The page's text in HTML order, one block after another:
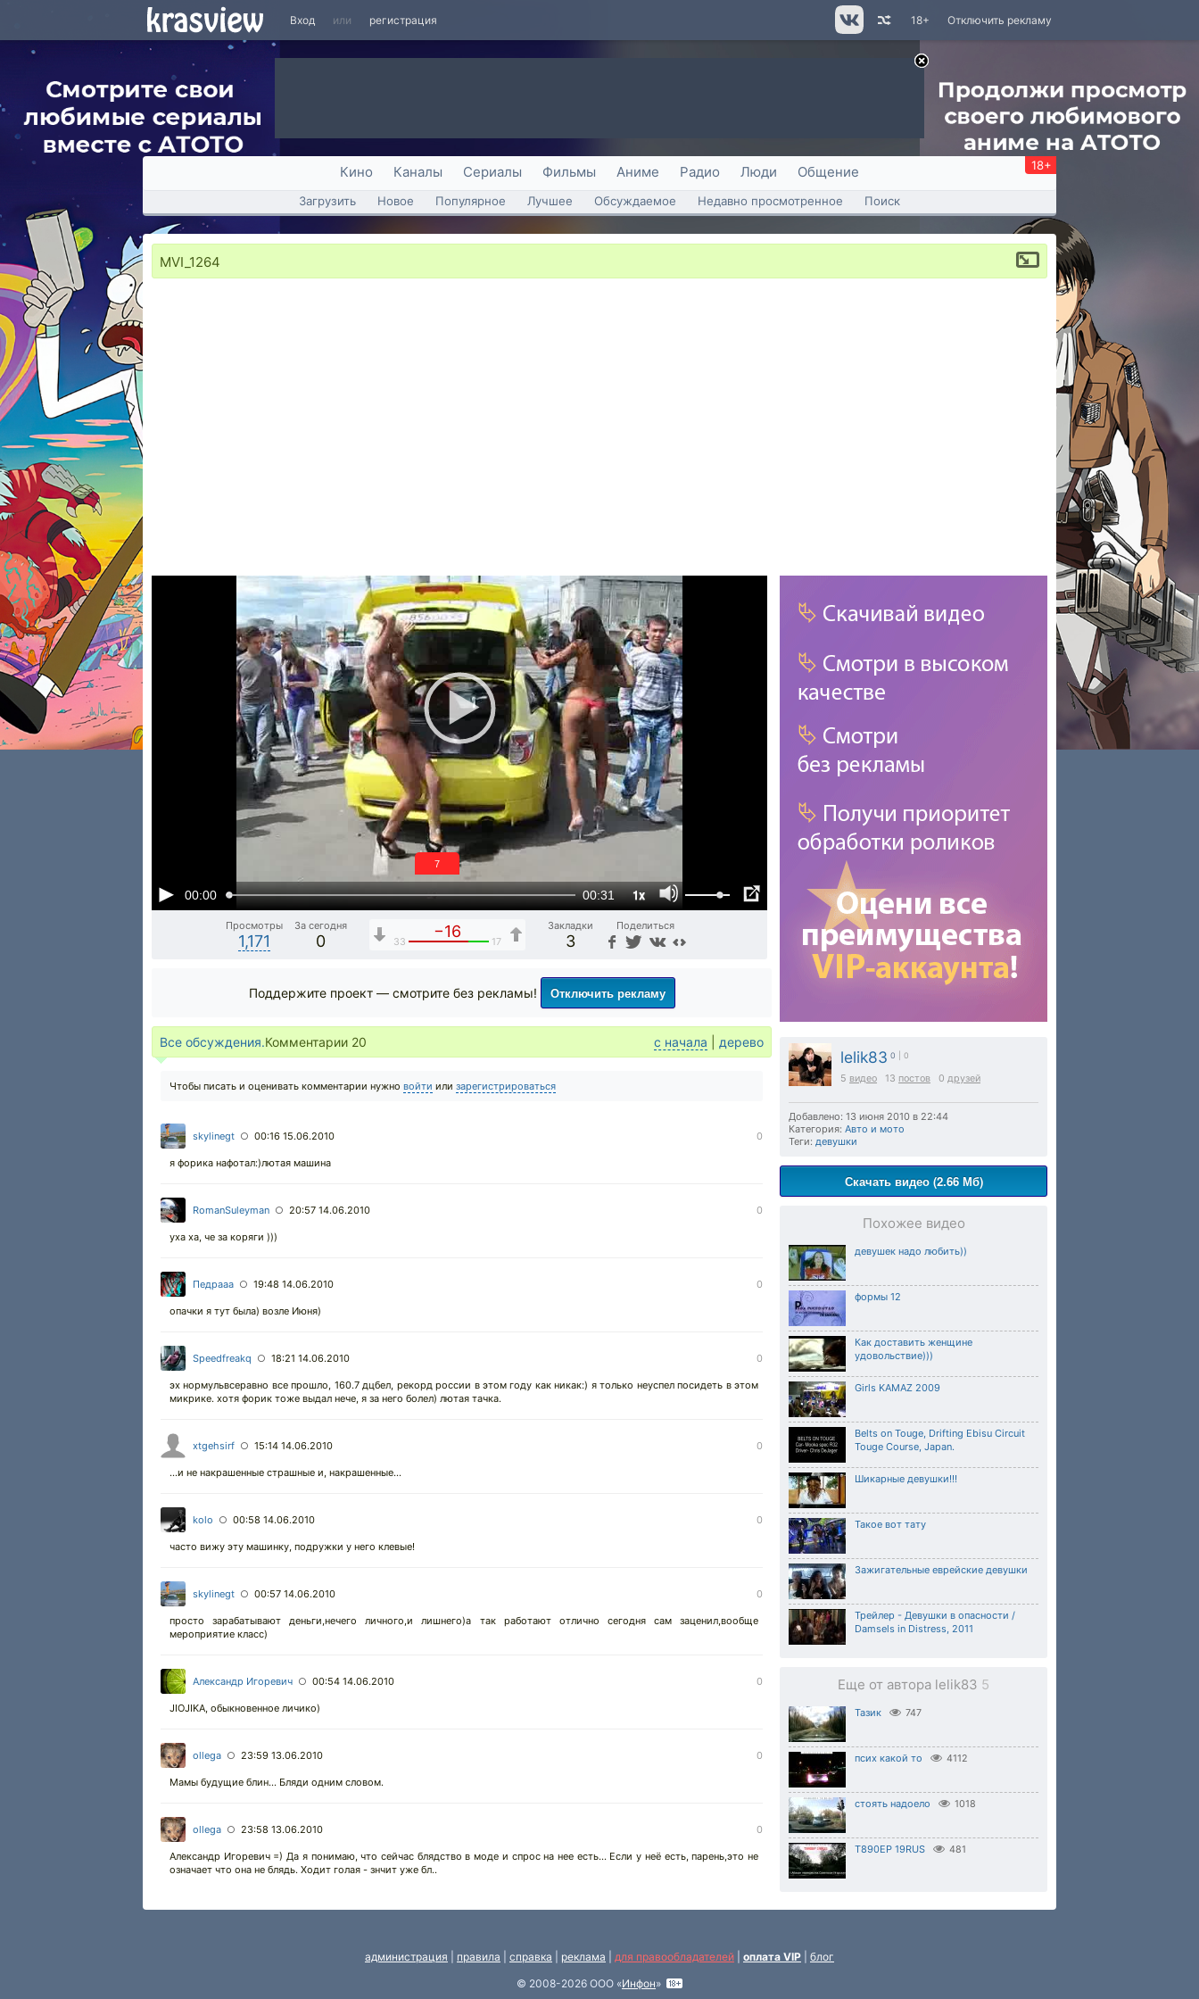
Вход или регистрация Отключить рекламу
18+
Кино Каналы Сериалы Фильмы Аниме Радио Люди Общение 18+
Загрузить Новое Популярное Лучшее Обсуждаемое Недавно просмотренное Поиск
MVI_1264
00:00 00:31 1x
6
Просмотры
1,171
За сегодня
0
−16
33 17
Закладки
3
Поделиться
lelik83 0 | 0
5 видео 13 постов 0 друзей
Добавлено: 13 июня 2010 в 22:44
Категория: Авто и мото
Теги: девушки
Скачать видео (2.66 Мб)
Похожее видео
девушек надо любить))
формы 12
Как доставить женщине
удовольствие)))
Girls KAMAZ 2009
Belts on Touge, Drifting Ebisu Circuit
Touge Course, Japan.
Шикарные девушки!!!
Такое вот тату
Зажигательные еврейские девушки
Трейлер - Девушки в опасности /
Damsels in Distress, 2011
Еще от автора lelik83 5
Тазик 747
псих какой то 4112
стоять надоело 1018
Т890ЕР 19RUS 481
Поддержите проект — смотрите без рекламы! Отключить рекламу
Все обсуждения.Комментарии 20 с начала дерево
Чтобы писать и оценивать комментарии нужно войти или зарегистрироваться
skylinegt ○ 00:16 15.06.2010 0
я форика нафотал:)лютая машина
RomanSuleyman ○ 20:57 14.06.2010 0
уха ха, че за коряги )))
Педрааа ○ 19:48 14.06.2010 0
опачки я тут была) возле Июня)
Speedfreakq ○ 18:21 14.06.2010 0
эх нормульвсеравно все прошло, 160.7 дцбел, рекорд россии в этом году как никак:) я только неуспел посидеть в этом
микрике. хотя форик тоже выдал нече, я за него болел) лютая тачка.
xtgehsirf ○ 15:14 14.06.2010 0
...и не накрашенные страшные и, накрашенные...
kolo ○ 00:58 14.06.2010 0
часто вижу эту машинку, подружки у него клевые!
skylinegt ○ 00:57 14.06.2010 0
просто зарабатывают деньги,нечего личного,и лишнего)а так работают отлично сегодня сам заценил,вообще
мероприятие класс)
Александр Игоревич ○ 00:54 14.06.2010 0
JIOJIKA, обыкновенное личико)
ollega ○ 23:59 13.06.2010 0
Мамы будущие блин... Бляди одним словом.
ollega ○ 23:58 13.06.2010 0
Александр Игоревич =) Да я понимаю, что сейчас блядство в моде и спрос на нее есть... Если у неё есть, парень,это не
означает что она не блядь. Ходит голая - знчит уже бл..
администрация правила справка реклама для правообладателей оплата VIP
блог
© 2008-2026 ООО «Инфон»